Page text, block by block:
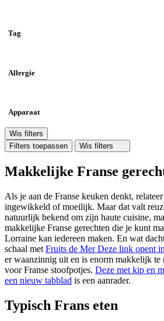
Tag
Allergie
Apparaat
Wis filters
Filters toepassen
Wis filters
Makkelijke Franse
Als je aan de Franse keuken denkt,
ingewikkeld of moeilijk. Maar dat valt
natuurlijk bekend om zijn haute cuisine,
makkelijke Franse gerechten die je kunt
Lorraine kan iedereen maken. En wat
schaal met Fruits de MerDeze link opent
er waanzinnig uit en is enorm makkelijk te
voor Franse stoofpotjes. Deze met kip en
een nieuw tabblad is een aanrader.
Typisch Frans eten